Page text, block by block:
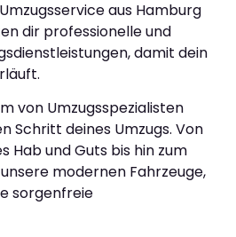
aus Hamburg
dir professionelle und
damit dein
von Umzugsspezialisten
Schritt deines Umzugs. Von
Hab und Guts bis hin zum
modernen Fahrzeuge,
sorgenfreie